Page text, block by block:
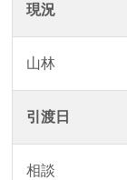
現況
山林
引渡日
相談